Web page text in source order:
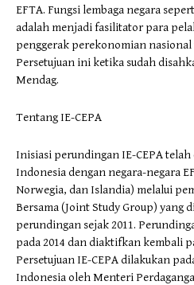
EFTA. Fungsi lembaga negara
adalah menjadi fasilitator para
penggerak perekonomian
Persetujuan ini ketika sudah
Mendag.
Tentang IE-CEPA
Inisiasi perundingan IE-CEPA telah
Indonesia dengan negara-negara
Norwegia, dan Islandia) melalui
Bersama (Joint Study Group) yang
perundingan sejak 2011.
pada 2014 dan diaktifkan kembali
Persetujuan IE-CEPA dilakukan
Indonesia oleh Menteri